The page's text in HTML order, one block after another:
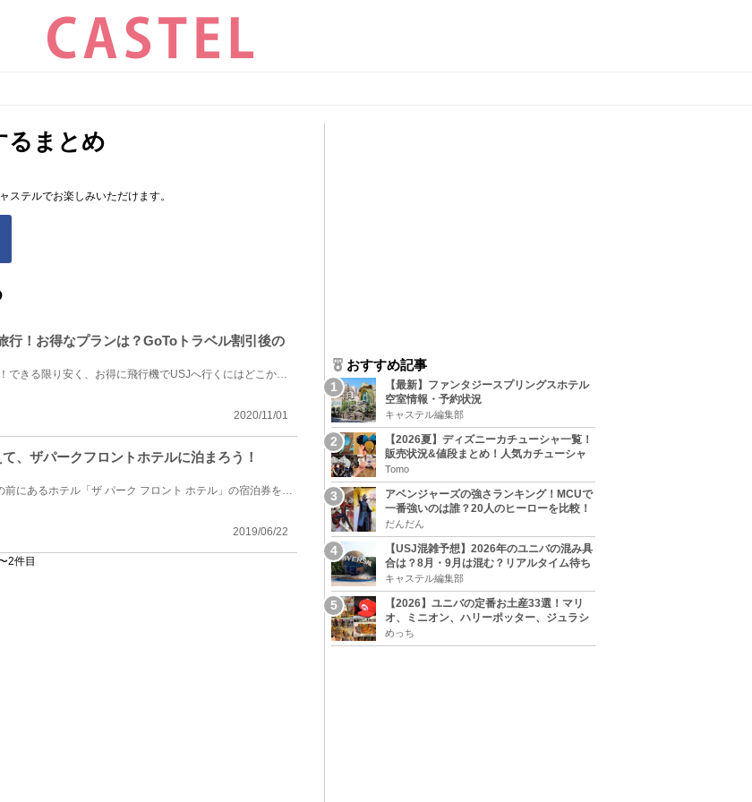
るまとめ
ステルでお楽しみいただけます。
行！お得なプランは？GoToトラベル割引後の
GoToトラベルで飛行機を使ってUSJ旅行！できる限り安く、お得に飛行機でUSJへ行くにはどこからの予約が...
2020/11/01
、ザパークフロントホテルに泊まろう！
ユニバーサル・スタジオ・ジャパンの目の前にあるホテル「ザ パーク フロント ホテル」の宿泊券を抽選で...
2019/06/22
2件目
おすすめ記事
【最新】ファンタジースプリングスホテル
空室情報・予約状況
キャステル編集部
【2026夏】ディズニーカチューシャ一覧！
販売状況&値段まとめ！人気カチューシャ
をチェック
Tomo
アベンジャーズの強さランキング！MCUで
一番強いのは誰？20人のヒーローを比較！
だんだん
【USJ混雑予想】2026年のユニバの混み具
合は？8月・9月は混む？リアルタイム待ち
時間アプリも
キャステル編集部
【2026】ユニバの定番お土産33選！マリ
オ、ミニオン、ハリーポッター、ジュラシ
ックパーク、セサミ、SINGなどのグッズ情
報
めっち